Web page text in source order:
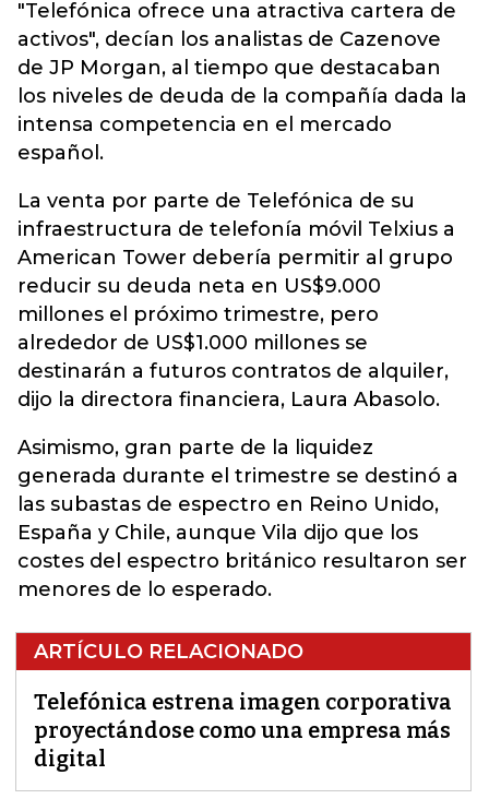
"Telefónica ofrece una atractiva cartera de
activos", decían los analistas de Cazenove
de JP Morgan, al tiempo que destacaban
los niveles de deuda de la compañía dada la
intensa competencia en el mercado
español.
La venta por parte de Telefónica de su
infraestructura de telefonía móvil Telxius a
American Tower debería permitir al grupo
reducir su deuda neta en US$9.000
millones el próximo trimestre, pero
alrededor de US$1.000 millones se
destinarán a futuros contratos de alquiler,
dijo la directora financiera, Laura Abasolo.
Asimismo, gran parte de la liquidez
generada durante el trimestre se destinó a
las subastas de espectro en Reino Unido,
España y Chile, aunque Vila dijo que los
costes del espectro británico resultaron ser
menores de lo esperado.
ARTÍCULO RELACIONADO
Telefónica estrena imagen corporativa
proyectándose como una empresa más
digital